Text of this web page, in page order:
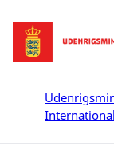
Gå til forsiden